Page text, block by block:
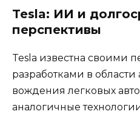
Tesla: ИИ и
перспективы
Tesla известна своими
разработками в области
вождения легковых
аналогичные